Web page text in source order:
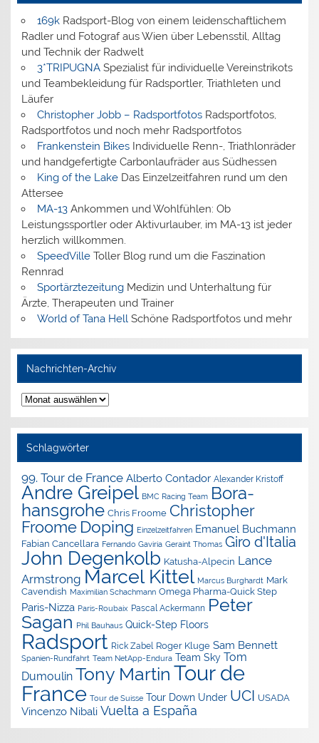
169kRadsport-Blog von einem leidenschaftlichem
Radler und Fotograf aus Wien über Lebensstil, Alltag
und Technik der Radwelt
3*TRIPUGNASpezialist für individuelle Vereinstrikots
und Teambekleidung für Radsportler, Triathleten und
Läufer
Christopher Jobb – RadsportfotosRadsportfotos,
Radsportfotos und noch mehr Radsportfotos
Frankenstein BikesIndividuelle Renn-, Triathlonräder
und handgefertigte Carbonlaufräder aus Südhessen
King of the LakeDas Einzelzeitfahren rund um den
Attersee
MA-13Ankommen und Wohlfühlen: Ob
Leistungssportler oder Aktivurlauber, im MA-13 ist jeder
herzlich willkommen.
SpeedVilleToller Blog rund um die Faszination
Rennrad
SportärztezeitungMedizin und Unterhaltung für
Ärzte, Therapeuten und Trainer
World of Tana HellSchöne Radsportfotos und mehr
Nachrichten-Archiv
Nachrichten-
Archiv
Schlagwörter
99. Tour de France Alberto Contador Alexander Kristoff
Andre Greipel BMC Racing Team Bora-
hansgrohe Chris Froome Christopher
Froome Doping Einzelzeitfahren Emanuel Buchmann
Fabian Cancellara Fernando Gaviria Geraint Thomas Giro d'Italia
John Degenkolb Katusha-Alpecin Lance
Armstrong Marcel Kittel Marcus Burghardt Mark
Cavendish Maximilian Schachmann Omega Pharma-Quick Step
Paris-Nizza Paris-Roubaix Pascal Ackermann Peter
Sagan Phil Bauhaus Quick-Step Floors
Radsport Rick Zabel Roger Kluge Sam Bennett
Spanien-Rundfahrt Team NetApp-Endura Team Sky Tom
Dumoulin Tony Martin Tour de
France Tour de Suisse Tour Down Under UCI USADA
Vincenzo Nibali Vuelta a España